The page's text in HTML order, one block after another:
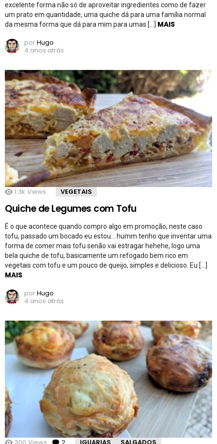
excelente forma não só de aproveitar ingredientes como de fazer
um prato em quantidade, uma quiche dá para uma família normal
da mesma forma que dá para mim para umas […] MAIS
porHugo
4 anos atrás
1.3k Views VEGETAIS
Quiche de Legumes com Tofu
É o que acontece quando compro algo em promoção, neste caso
tofu, passado um bocado eu estou… humm tenho que inventar uma
forma de comer mais tofu senão vai estragar hehehe, logo uma
bela quiche de tofu, basicamente um refogado bem rico em
vegetais com tofu e um pouco de queijo, simples e delicioso. Eu […]
MAIS
porHugo
4 anos atrás